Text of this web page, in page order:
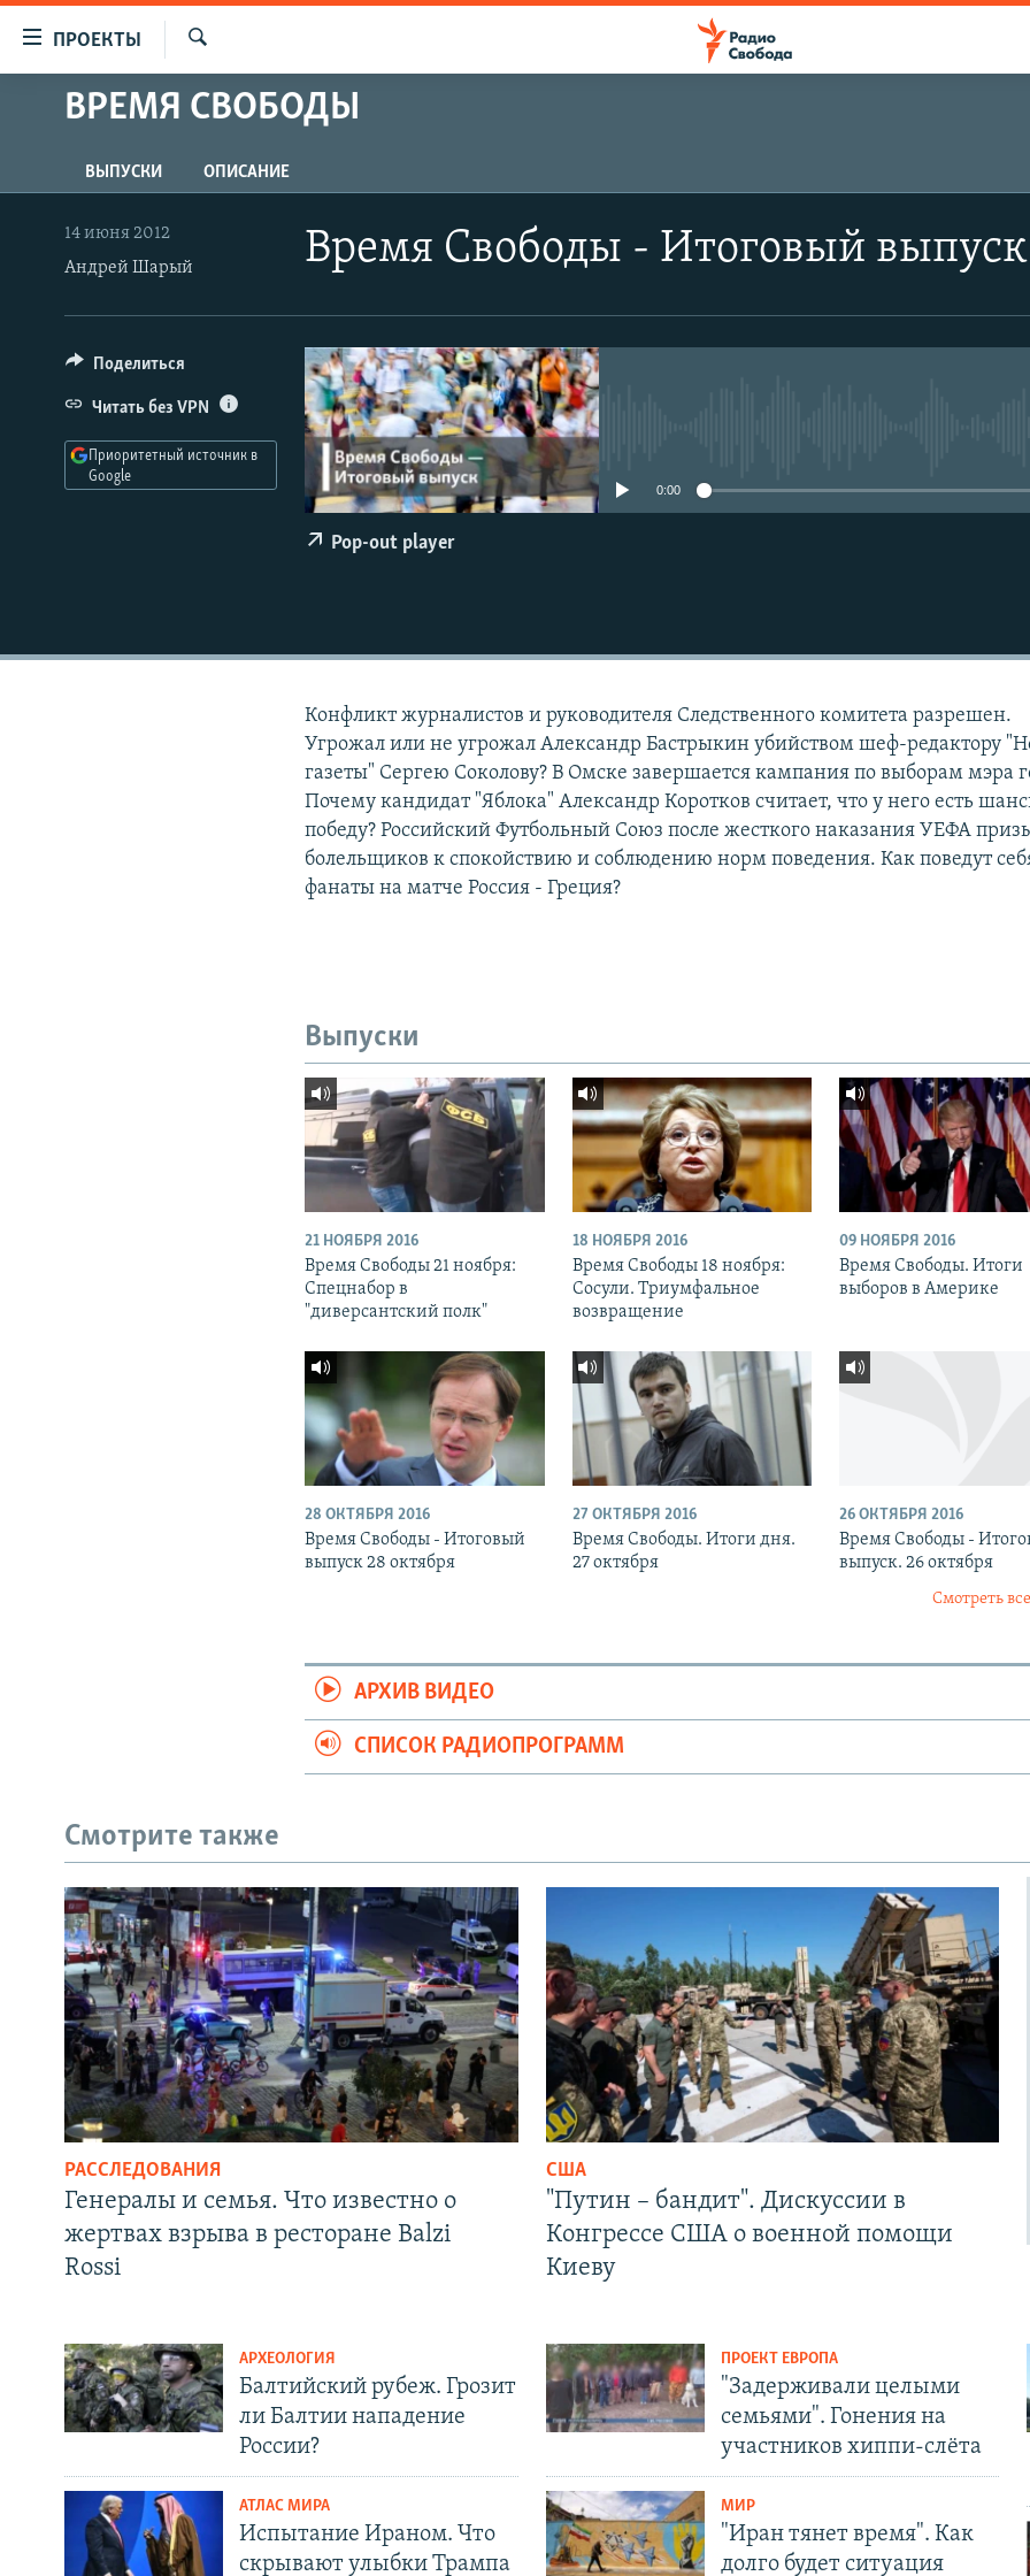
упрощенного
Вернуться
к
основному
содержанию
навигации
Вернутся
ПРОЕКТЫ
ПРОГРАММЫ
АВТОРСКИЕ ПРОЕКТЫ
ЦИТАТЫ СВОБОДЫ
МНЕНИЯ
КУЛЬТУРА
IDEL.РЕАЛИИ
КАВКАЗ.РЕАЛИИ
СЕВЕР.РЕАЛИИ
СИБИРЬ.РЕАЛИИ
ВРЕМЯ СВОБОДЫ
ВЫПУСКИ ОПИСАНИЕ
Время Свободы - Итоговый выпуск
14 июня 2012
Андрей Шарый
0:00
Pop-out player
Поделиться
Читать без VPN
Приоритетный источник в
Google
Конфликт журналистов и руководителя Следственного комитета разрешен.
Угрожал или не угрожал Александр Бастрыкин убийством шеф-редактору
газеты" Сергею Соколову? В Омске завершается кампания по выборам мэра
Почему кандидат "Яблока" Александр Коротков считает, что у него есть
победу? Российский Футбольный Союз после жесткого наказания УЕФА
болельщиков к спокойствию и соблюдению норм поведения. Как поведут
фанаты на матче Россия - Греция?
Выпуски
21 НОЯБРЯ 2016
Время Свободы 21 ноября:
Спецнабор в
"диверсантский полк"
18 НОЯБРЯ 2016
Время Свободы 18 ноября:
Сосули. Триумфальное
возвращение
09 НОЯБРЯ 2016
Время Свободы. Итоги
выборов в Америке
28 ОКТЯБРЯ 2016
Время Свободы - Итоговый
выпуск 28 октября
27 ОКТЯБРЯ 2016
Время Свободы. Итоги дня.
27 октября
26 ОКТЯБРЯ 2016
Время Свободы -
выпуск. 26 октября
Смотреть
АРХИВ ВИДЕО
СПИСОК РАДИОПРОГРАММ
Смотрите также
РАССЛЕДОВАНИЯ
Генералы и семья. Что известно о
жертвах взрыва в ресторане Balzi
Rossi
США
"Путин – бандит". Дискуссии в
Конгрессе США о военной помощи
Киеву
АРХЕОЛОГИЯ
Балтийский рубеж. Грозит
ли Балтии нападение
России?
АТЛАС МИРА
Испытание Ираном. Что
скрывают улыбки Трампа
ПРОЕКТ ЕВРОПА
"Задерживали целыми
семьями". Гонения на
участников хиппи-слёта
МИР
"Иран тянет время". Как
долго будет ситуация